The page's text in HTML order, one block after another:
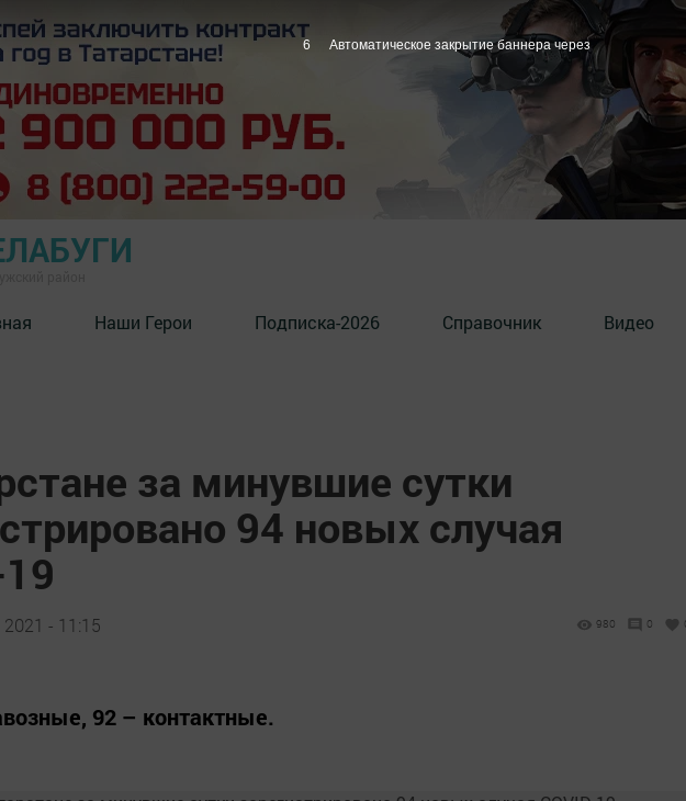
Наши Герои Подписка-2026 Справочник Видео
за минувшие сутки
94 новых случая
- 11:15 980 0
92 – контактные.
5 Автоматическое закрытие баннера через